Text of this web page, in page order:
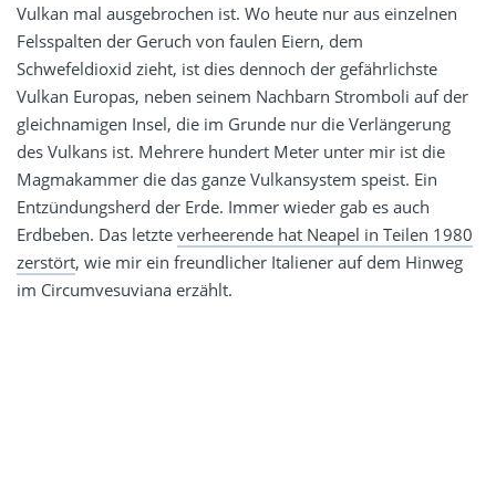
Vulkan mal ausgebrochen ist. Wo heute nur aus einzelnen
Felsspalten der Geruch von faulen Eiern, dem
Schwefeldioxid zieht, ist dies dennoch der gefährlichste
Vulkan Europas, neben seinem Nachbarn Stromboli auf der
gleichnamigen Insel, die im Grunde nur die Verlängerung
des Vulkans ist. Mehrere hundert Meter unter mir ist die
Magmakammer die das ganze Vulkansystem speist. Ein
Entzündungsherd der Erde. Immer wieder gab es auch
Erdbeben. Das letzte verheerende hat Neapel in Teilen 1980
zerstört, wie mir ein freundlicher Italiener auf dem Hinweg
im Circumvesuviana erzählt.